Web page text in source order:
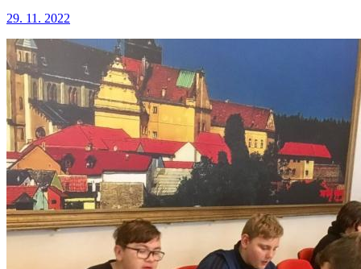
29. 11. 2022